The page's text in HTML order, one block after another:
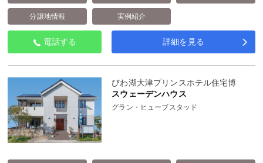
分譲地情報 実例紹介
電話する 詳細を見る
びわ湖大津プリンスホテル住宅博
スウェーデンハウス
グラン・ヒューブスタッド